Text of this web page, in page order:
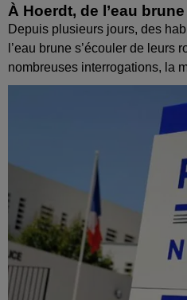
À Hoerdt, de l’eau
Depuis plusieurs jours, des
l’eau brune s’écouler de leurs
nombreuses interrogations, la